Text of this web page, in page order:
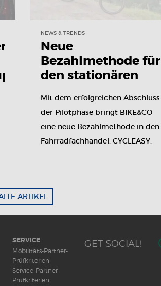
NEWS & TRENDS
Neue
Bezahlmethode für
den stationären
CYCLEASY
Mit dem erfolgreichen Abschluss
der Pilotphase bringt BIKE&CO
eine neue Bezahlmethode in den
Fahrradfachhandel: CYCLEASY.
ARTIKEL
SERVICE
Mobilitäts-Partner-
Prüfkriterien
Service-Partner-
Prüfkriterien
GET SOCIAL!